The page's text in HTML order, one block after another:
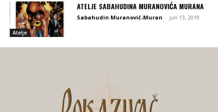
Atelje
ATELJE SABAHUDINA MURANOVIĆA MURANA
Sabahudin Muranović-Muran - jun 13, 2019